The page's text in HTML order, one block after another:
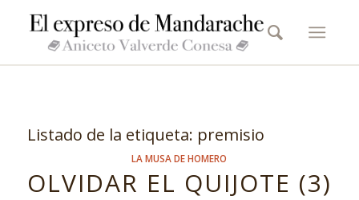
Listado de la etiqueta: premisio
LA MUSA DE HOMERO
OLVIDAR EL QUIJOTE (3)